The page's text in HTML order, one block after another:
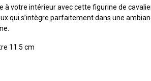
votre intérieur avec cette figurine de
qui s’intègre parfaitement dans une
11.5 cm